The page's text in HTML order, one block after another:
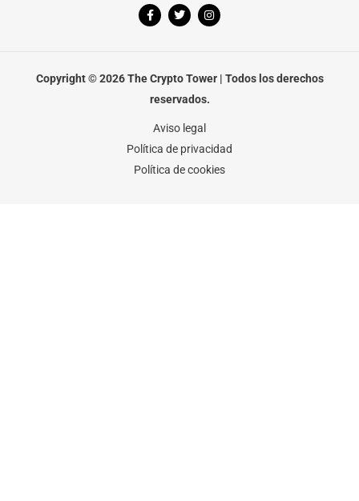
F
a
o
-
T
w
r
I
n
r
m
Copyright © 2026 The Crypto Tower | Todos los derechos
reservados.
Aviso legal
Política de privacidad
Política de cookies